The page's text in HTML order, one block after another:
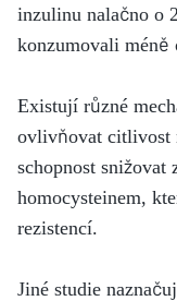
inzulinu nalačno o
konzumovali méně
Existují různé
ovlivňovat citlivost
schopnost snižovat
homocysteinem,
rezistencí.
Jiné studie